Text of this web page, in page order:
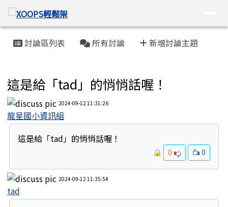
跳至主內容區
XOOPS輕鬆架
導覽列
主內容區域
討論區列表 所有討論 新增討論主題
這是給「tad」的悄悄話喔！
2024-09-12 11:31:26
龍星國小資訊組
這是給「tad」的悄悄話喔！
0 0
2024-09-12 11:35:54
tad
頁尾區域